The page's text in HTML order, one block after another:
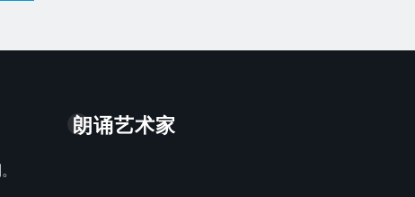
朗诵艺术家